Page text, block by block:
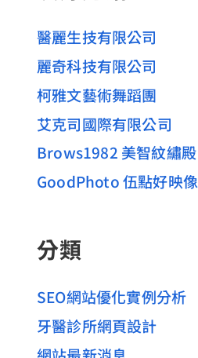
醫麗生技有限公司
麗奇科技有限公司
柯雅文藝術舞蹈團
艾克司國際有限公司
Brows1982 美智紋繡殿
GoodPhoto 伍點好映像
分類
SEO網站優化實例分析
牙醫診所網頁設計